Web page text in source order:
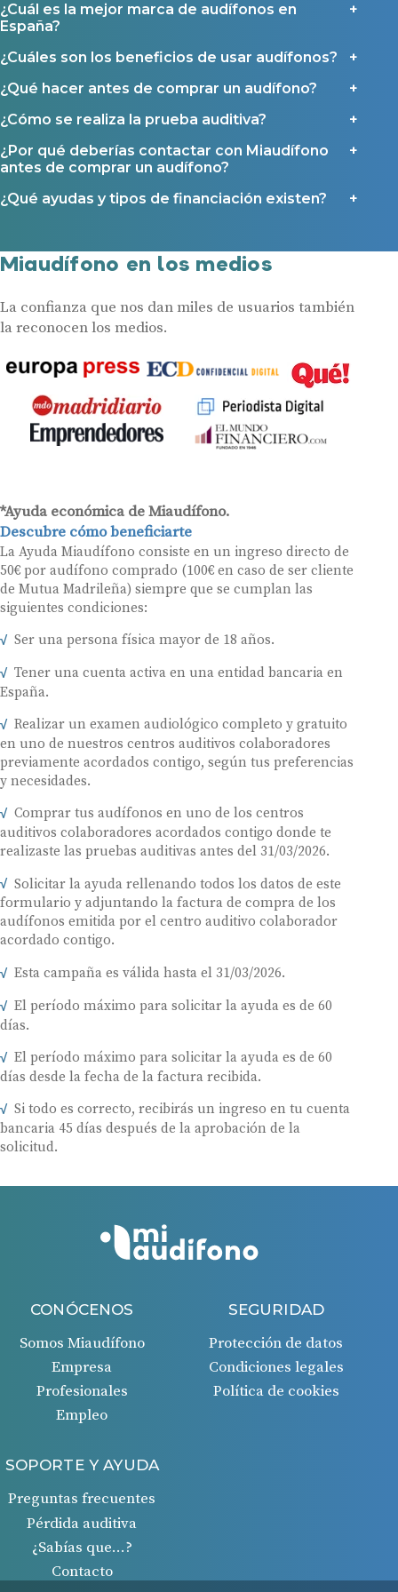
¿Cuál es la mejor marca de audífonos en
España?
¿Cuáles son los beneficios de usar audífonos?
¿Qué hacer antes de comprar un audífono?
¿Cómo se realiza la prueba auditiva?
¿Por qué deberías contactar con Miaudífono
antes de comprar un audífono?
¿Qué ayudas y tipos de financiación existen?
Miaudífono en los medios
La confianza que nos dan miles de usuarios también
la reconocen los medios.
*Ayuda económica de Miaudífono.
Descubre cómo beneficiarte
La Ayuda Miaudífono consiste en un ingreso directo de
50€ por audífono comprado (100€ en caso de ser cliente
de Mutua Madrileña) siempre que se cumplan las
siguientes condiciones:
Ser una persona física mayor de 18 años.
Tener una cuenta activa en una entidad bancaria en
España.
Realizar un examen audiológico completo y gratuito
en uno de nuestros centros auditivos colaboradores
previamente acordados contigo, según tus preferencias
y necesidades.
Comprar tus audífonos en uno de los centros
auditivos colaboradores acordados contigo donde te
realizaste las pruebas auditivas antes del 31/03/2026.
Solicitar la ayuda rellenando todos los datos de este
formulario y adjuntando la factura de compra de los
audífonos emitida por el centro auditivo colaborador
acordado contigo.
Esta campaña es válida hasta el 31/03/2026.
El período máximo para solicitar la ayuda es de 60
días.
El período máximo para solicitar la ayuda es de 60
días desde la fecha de la factura recibida.
Si todo es correcto, recibirás un ingreso en tu cuenta
bancaria 45 días después de la aprobación de la
solicitud.
CONÓCENOS
Somos Miaudífono
Empresa
Profesionales
Empleo
SEGURIDAD
Protección de datos
Condiciones legales
Política de cookies
SOPORTE Y AYUDA
Preguntas frecuentes
Pérdida auditiva
¿Sabías que…?
Contacto